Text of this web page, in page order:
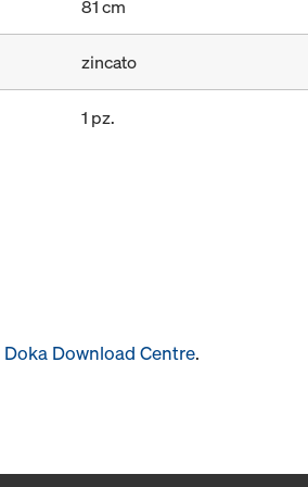
81 cm
zincato
1 pz.
Doka Download Centre.